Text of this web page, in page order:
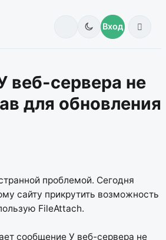
Вход
веб-сервера не
для обновления
проблемой. Сегодня
сайту прикрутить возможность
FileAttach.
сообщение У веб-сервера не